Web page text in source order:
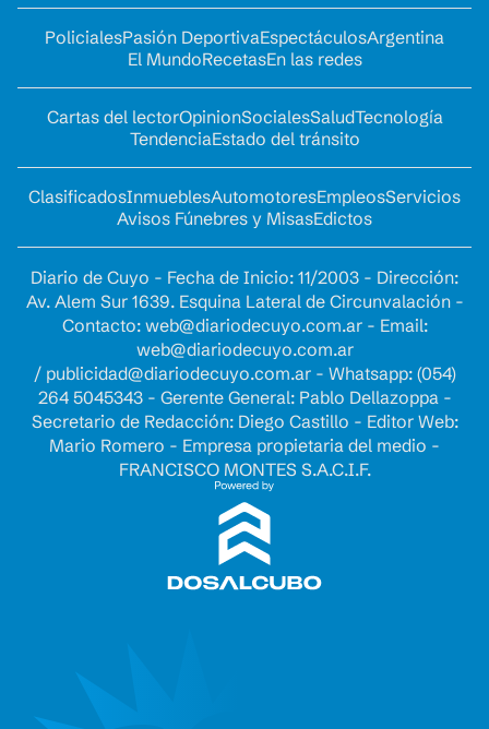
PolicialesPasión DeportivaEspectáculosArgentina
El MundoRecetasEn las redes
Cartas del lectorOpinionSocialesSaludTecnología
TendenciaEstado del tránsito
ClasificadosInmueblesAutomotoresEmpleosServicios
Avisos Fúnebres y MisasEdictos
Diario de Cuyo - Fecha de Inicio: 11/2003 - Dirección:
Av. Alem Sur 1639. Esquina Lateral de Circunvalación -
Contacto: web@diariodecuyo.com.ar- Email:
web@diariodecuyo.com.ar
/ publicidad@diariodecuyo.com.ar- Whatsapp: (054)
264 5045343 - Gerente General: Pablo Dellazoppa -
Secretario de Redacción: Diego Castillo - Editor Web:
Mario Romero - Empresa propietaria del medio -
FRANCISCO MONTES S.A.C.I.F.